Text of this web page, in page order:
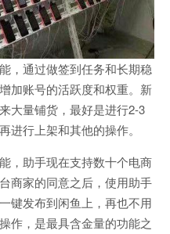
，通过做签到任务和长期稳
加账号的活跃度和权重。新
大量铺货，最好是进行2-3
进行上架和其他的操作。
，助手现在支持数十个电商
商家的同意之后，使用助手
键发布到闲鱼上，再也不用
作，是最具含金量的功能之